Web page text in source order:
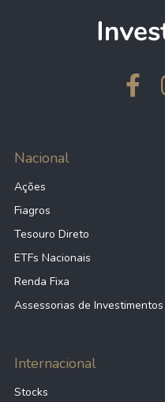
Nacional
Ações
Fiagros
Tesouro Direto
ETFs Nacionais
Renda Fixa
Assessorias de Investimentos
Internacional
Stocks